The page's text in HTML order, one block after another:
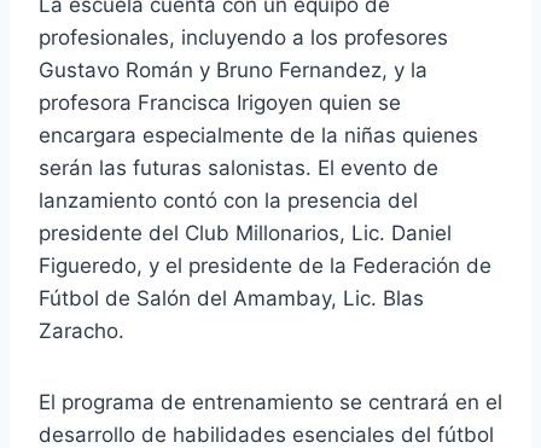
profesionales, incluyendo a los profesores
Gustavo Román y Bruno Fernandez, y la
profesora Francisca Irigoyen quien se
encargara especialmente de la niñas quienes
serán las futuras salonistas. El evento de
lanzamiento contó con la presencia del
presidente del Club Millonarios, Lic. Daniel
Figueredo, y el presidente de la Federación de
Fútbol de Salón del Amambay, Lic. Blas
Zaracho.
El programa de entrenamiento se centrará en el
desarrollo de habilidades esenciales del fútbol